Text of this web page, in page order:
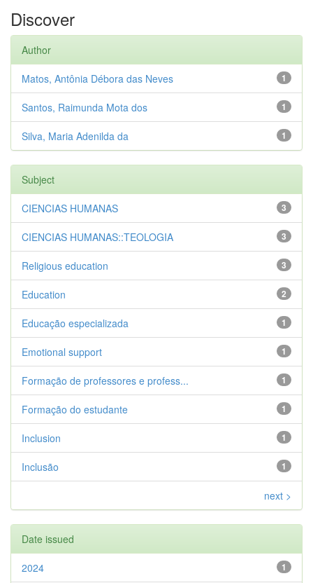
Discover
Author
1
Matos, Antônia Débora das Neves
1
Santos, Raimunda Mota dos
1
Silva, Maria Adenilda da
Subject
3
CIENCIAS HUMANAS
3
CIENCIAS HUMANAS::TEOLOGIA
3
Religious education
2
Education
1
Educação especializada
1
Emotional support
1
Formação de professores e profess...
1
Formação do estudante
1
Inclusion
1
Inclusão
next >
Date issued
1
2024